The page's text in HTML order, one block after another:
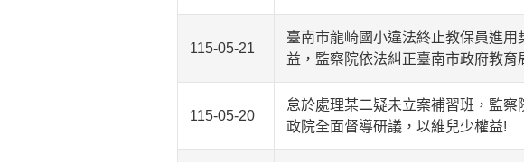
115-05-21
臺南市龍崎國小違法終止教保員進
益，監察院依法糾正臺南市政府教育
115-05-20
怠於處理某二疑未立案補習班，監
政院全面督導研議，以維兒少權益!